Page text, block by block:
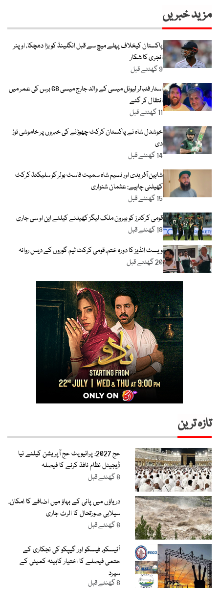
مزید خبریں
پاکستان کیخلاف پہلے میچ سے قبل انگلینڈ کو بڑا دھچکا، اوپنر
انجری کا شکار
9 گھنٹے قبل
اسٹار فٹبالر لیونل میسی کے والد جارج میسی 68 برس کی عمر میں
انتقال کر گئے
11 گھنٹے قبل
خوشدل شاہ نے پاکستان کرکٹ چھوڑنے کی خبروں پر خاموشی توڑ
دی
14 گھنٹے قبل
شاہین آفریدی اور نسیم شاہ سمیت فاسٹ بولر کو سلیکٹڈ کرکٹ
کھیلنی چاہیے: عثمان شنواری
15 گھنٹے قبل
قومی کرکٹرز کو بیرون ملک لیگز کھیلنے کیلئے این او سی جاری
18 گھنٹے قبل
ویسٹ انڈیز کا دورہ ختم، قومی کرکٹ ٹیم گوروں کے دیس روانہ
20 گھنٹے قبل
تازہ ترین
حج 2027: پرائیویٹ حج آپریشن کیلئے نیا
ڈیجیٹل نظام نافذ کرنے کا فیصلہ
8 گھنٹے قبل
دریاؤں میں پانی کے بہاؤ میں اضافے کا امکان،
سیلابی صورتحال کا الرٹ جاری
8 گھنٹے قبل
آئیسکو، فیسکو اور گیپکو کی نجکاری کے
حتمی فیصلے کا اختیار کابینہ کمیٹی کے
سپرد
8 گھنٹے قبل